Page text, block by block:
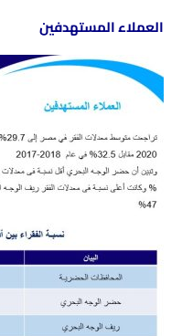
العملاء المستهدفين